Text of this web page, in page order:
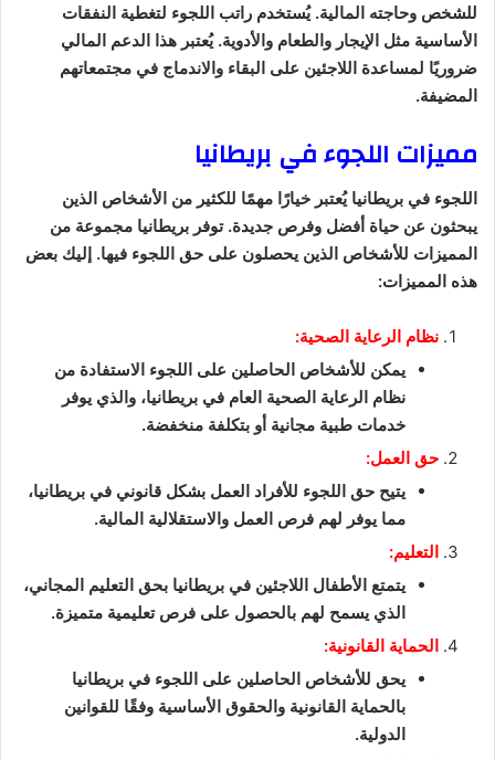
للشخص وحاجته المالية. يُستخدم راتب اللجوء لتغطية النفقات
الأساسية مثل الإيجار والطعام والأدوية. يُعتبر هذا الدعم المالي
ضروريًا لمساعدة اللاجئين على البقاء والاندماج في مجتمعاتهم
المضيفة.
مميزات اللجوء في بريطانيا
اللجوء في بريطانيا يُعتبر خيارًا مهمًا للكثير من الأشخاص الذين
يبحثون عن حياة أفضل وفرص جديدة. توفر بريطانيا مجموعة من
المميزات للأشخاص الذين يحصلون على حق اللجوء فيها. إليك بعض
هذه المميزات:
نظام الرعاية الصحية:
يمكن للأشخاص الحاصلين على اللجوء الاستفادة من
نظام الرعاية الصحية العام في بريطانيا، والذي يوفر
خدمات طبية مجانية أو بتكلفة منخفضة.
حق العمل:
يتيح حق اللجوء للأفراد العمل بشكل قانوني في بريطانيا،
مما يوفر لهم فرص العمل والاستقلالية المالية.
التعليم:
يتمتع الأطفال اللاجئين في بريطانيا بحق التعليم المجاني،
الذي يسمح لهم بالحصول على فرص تعليمية متميزة.
الحماية القانونية:
يحق للأشخاص الحاصلين على اللجوء في بريطانيا
بالحماية القانونية والحقوق الأساسية وفقًا للقوانين
الدولية.